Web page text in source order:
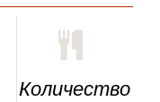
Количество